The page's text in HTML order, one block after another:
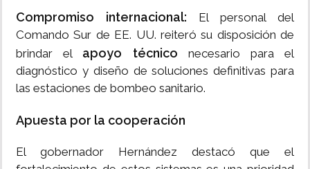
Compromiso internacional: El personal del
Comando Sur de EE. UU. reiteró su disposición de
brindar el apoyo técnico necesario para el
diagnóstico y diseño de soluciones definitivas para
las estaciones de bombeo sanitario.
Apuesta por la cooperación
El gobernador Hernández destacó que el